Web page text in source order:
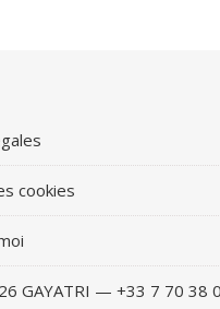
cookies
GAYATRI — +33 7 70 38